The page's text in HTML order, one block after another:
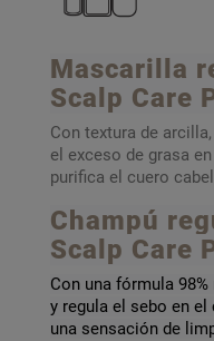
Mascarilla
Scalp Care
Con textura de
el exceso de grasa
purifica el cuero
Champú
Scalp Care
Con una fórmula
y regula el sebo en
una sensación de